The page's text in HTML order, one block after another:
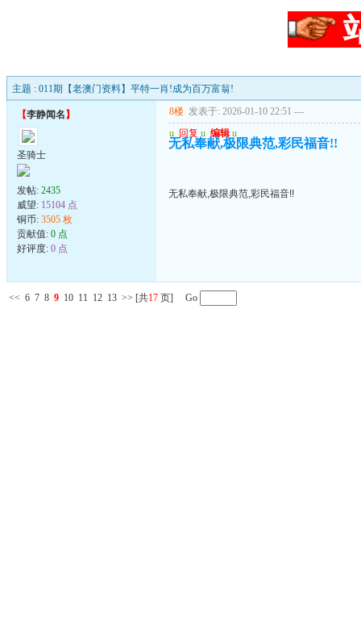
主题 : 011期【老澳门资料】平特一肖!成为百万富翁!
【李静闻名 】
圣骑士
发帖: 2435
威望: 15104 点
铜币: 3505 枚
贡献值: 0 点
好评度: 0 点
8楼 发表于: 2026-01-10 22:51 ---
u 回复 u 编辑 u
无私奉献,极限典范,彩民福音!!
无私奉献,极限典范,彩民福音!!
<< 6 7 8 9 10 11 12 13 >> [共17 页] Go